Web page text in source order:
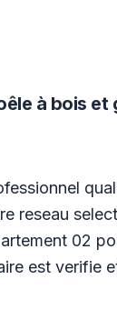
à bois et
reseau
02
est verifie